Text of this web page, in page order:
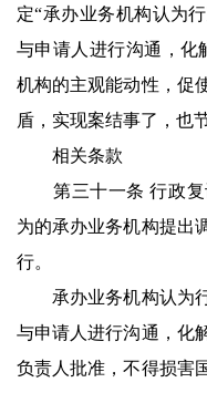
定“承办业务机构认为
与申请人进行沟通，化
机构的主观能动性，促
盾，实现案结事了，也
相关条款
第三十一条 行政复
为的承办业务机构提出
行。
承办业务机构认为行
与申请人进行沟通，化
负责人批准，不得损害